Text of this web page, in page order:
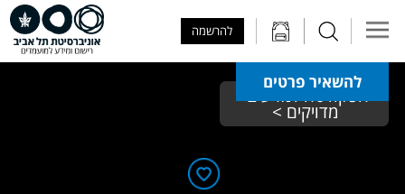
להרשמה
להשאיר פרטים
הפקולטה למדעים
מדויקים >